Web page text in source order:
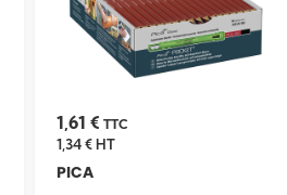
1,61 € TTC
1,34 €HT
PICA